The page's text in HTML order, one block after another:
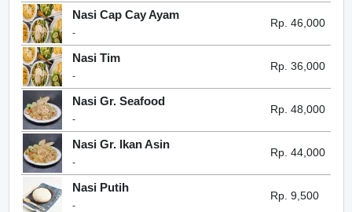
Nasi Cap Cay Ayam
-
Rp. 46,000
Nasi Tim
-
Rp. 36,000
Nasi Gr. Seafood
-
Rp. 48,000
Nasi Gr. Ikan Asin
-
Rp. 44,000
Nasi Putih
-
Rp. 9,500